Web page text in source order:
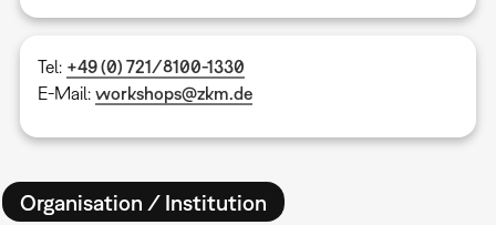
Tel: +49 (0) 721/8100-1330
E-Mail: workshops@zkm.de
Organisation / Institution